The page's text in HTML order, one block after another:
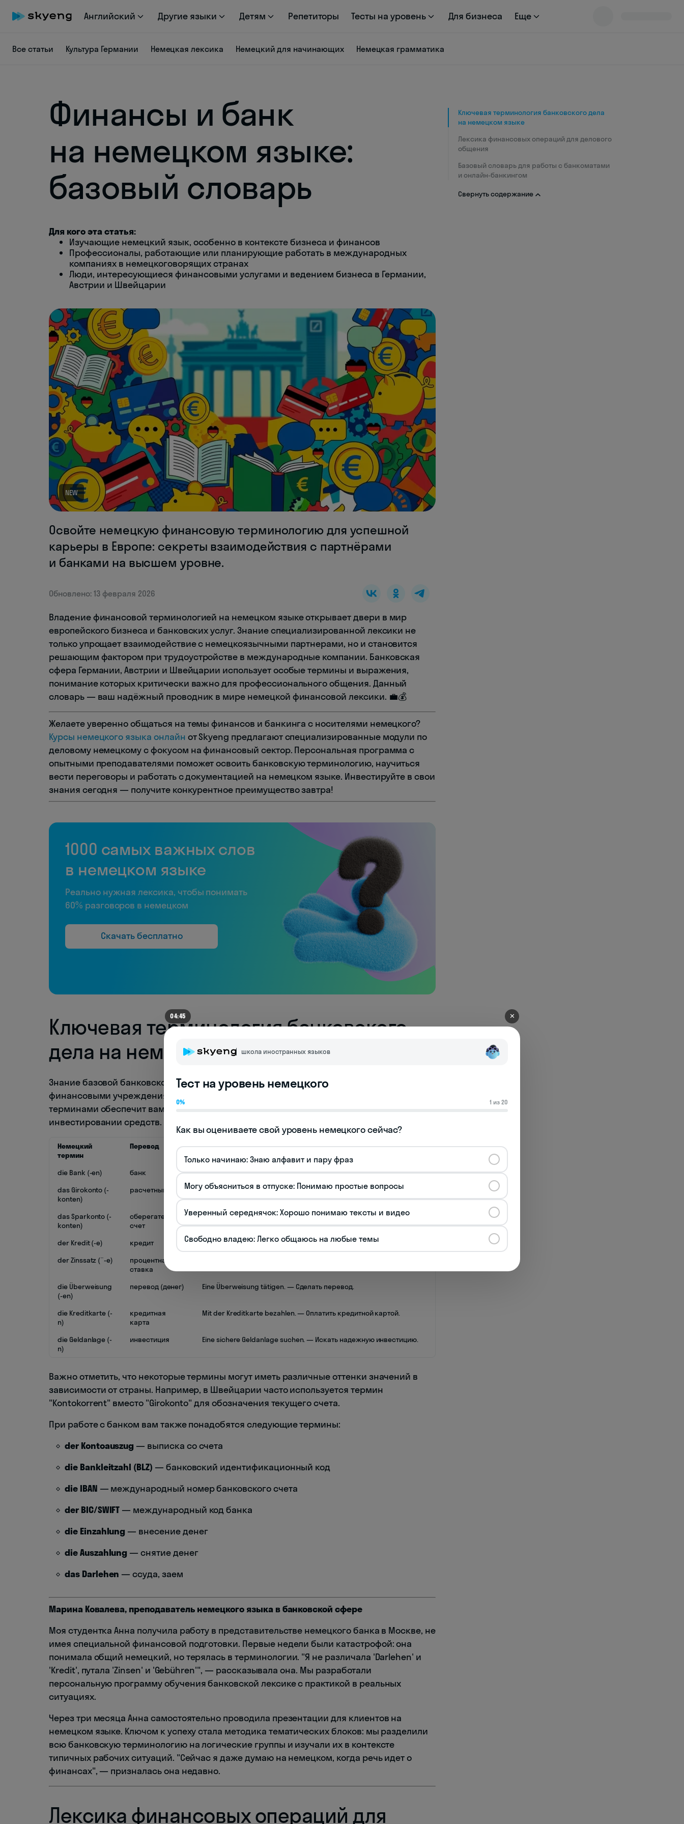
Английский Другие языки Детям Репетиторы Тесты на уровень Для бизнеса Еще
Все статьи Культура Германии Немецкая лексика Немецкий для начинающих Немецкая грамматика
Финансы и банк
на немецком языке:
базовый словарь
Для кого эта статья:
Изучающие немецкий язык, особенно в контексте бизнеса и финансов
Профессионалы, работающие или планирующие работать в международных
компаниях в немецкоговорящих странах
Люди, интересующиеся финансовыми услугами и ведением бизнеса в Германии,
Австрии и Швейцарии
NEW
Освойте немецкую финансовую терминологию для успешной
карьеры в Европе: секреты взаимодействия с партнёрами
и банками на высшем уровне.
Обновлено: 13 февраля 2026
Владение финансовой терминологией на немецком языке открывает двери в мир
европейского бизнеса и банковских услуг. Знание специализированной лексики не
только упрощает взаимодействие с немецкоязычными партнерами, но и становится
решающим фактором при трудоустройстве в международные компании. Банковская
сфера Германии, Австрии и Швейцарии использует особые термины и выражения,
понимание которых критически важно для профессионального общения. Данный
словарь — ваш надёжный проводник в мире немецкой финансовой лексики. 💼💰
Желаете уверенно общаться на темы финансов и банкинга с носителями немецкого?
Курсы немецкого языка онлайн от Skyeng предлагают специализированные модули по
деловому немецкому с фокусом на финансовый сектор. Персональная программа с
опытными преподавателями поможет освоить банковскую терминологию, научиться
вести переговоры и работать с документацией на немецком языке. Инвестируйте в свои
знания сегодня — получите конкурентное преимущество завтра!
1000 самых важных слов
в немецком языке
Реально нужная лексика, чтобы понимать
60% разговоров в немецком
Скачать бесплатно
Ключевая терминология банковского
дела на немецком языке
Знание базовой банковской терминологии необходимо для взаимодействия с
финансовыми учреждениями Германии, Австрии и Швейцарии. Владение этими
терминами обеспечит вам уверенность при открытии счета, оформлении кредита или
инвестировании средств.
Немецкий
термин
Перевод Пример использования
die Bank (-en) банк
Ich muss zur Bank gehen. — Мне нужно пойти в банк.
das Girokonto (-
konten)
расчетный счет
Ein Girokonto bei der Deutschen Bank eröffnen. — Открыть
расчетный счет в Немецком банке.
das Sparkonto (-
konten)
сберегательный
счет
Geld auf das Sparkonto einzahlen. — Вносить деньги на
сберегательный счет.
der Kredit (-e)
кредит
Einen Kredit aufnehmen. — Взять кредит.
der Zinssatz (¨-e)
процентная
ставка
die Überweisung
(-en)
перевод (денег) Eine Überweisung tätigen. — Сделать перевод.
die Kreditkarte (-
n)
кредитная
карта
Mit der Kreditkarte bezahlen. — Оплатить кредитной картой.
die Geldanlage (-
n)
инвестиция Eine sichere Geldanlage suchen. — Искать надежную инвестицию.
Важно отметить, что некоторые термины могут иметь различные оттенки значений в
зависимости от страны. Например, в Швейцарии часто используется термин
"Kontokorrent" вместо "Girokonto" для обозначения текущего счета.
При работе с банком вам также понадобятся следующие термины:
der Kontoauszug — выписка со счета
die Bankleitzahl (BLZ) — банковский идентификационный код
die IBAN — международный номер банковского счета
der BIC/SWIFT — международный код банка
die Einzahlung — внесение денег
die Auszahlung — снятие денег
das Darlehen — ссуда, заем
Марина Ковалева, преподаватель немецкого языка в банковской сфере
Моя студентка Анна получила работу в представительстве немецкого банка в Москве, не
имея специальной финансовой подготовки. Первые недели были катастрофой: она
понимала общий немецкий, но терялась в терминологии. "Я не различала 'Darlehen' и
'Kredit', путала 'Zinsen' и 'Gebühren'", — рассказывала она. Мы разработали
персональную программу обучения банковской лексике с практикой в реальных
ситуациях.
Через три месяца Анна самостоятельно проводила презентации для клиентов на
немецком языке. Ключом к успеху стала методика тематических блоков: мы разделили
всю банковскую терминологию на логические группы и изучали их в контексте
типичных рабочих ситуаций. "Сейчас я даже думаю на немецком, когда речь идет о
финансах", — призналась она недавно.
Лексика финансовых операций для
Ключевая терминология банковского дела
на немецком языке
Лексика финансовых операций для делового
общения
Базовый словарь для работы с банкоматами
и онлайн-банкингом
Свернуть содержание
04:45 ✕
школа иностранных языков
Тест на уровень немецкого
0% 1 из 20
Как вы оцениваете свой уровень немецкого сейчас?
Только начинаю: Знаю алфавит и пару фраз
Могу объясниться в отпуске: Понимаю простые вопросы
Уверенный середнячок: Хорошо понимаю тексты и видео
Свободно владею: Легко общаюсь на любые темы